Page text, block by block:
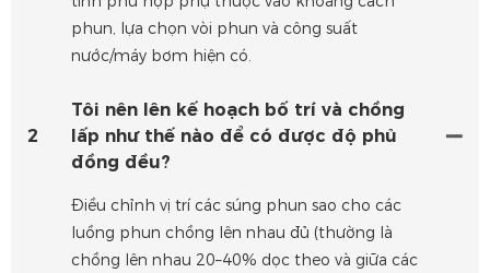
phun, lựa chọn vòi phun và công suất
nước/máy bơm hiện có.
2
Tôi nên lên kế hoạch bố trí và chồng
lấp như thế nào để có được độ phủ
đồng đều?
Điều chỉnh vị trí các súng phun sao cho các
luồng phun chồng lên nhau đủ (thường là
chồng lên nhau 20–40% dọc theo và giữa các